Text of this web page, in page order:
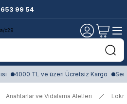
99 54
4000 TL ve üzeri Ücretsiz Kargo
Anahtarlar ve Vidalama Aletleri